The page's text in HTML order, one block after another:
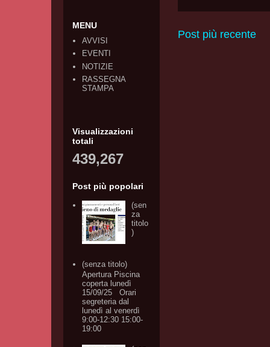
Post più recente
MENU
AVVISI
EVENTI
NOTIZIE
RASSEGNA
STAMPA
Visualizzazioni
totali
439,267
Post più popolari
(sen
za
titolo
)
(senza titolo)
Apertura Piscina
coperta lunedì
15/09/25 Orari
segreteria dal
lunedì al venerdì
9:00-12:30 15:00-
19:00